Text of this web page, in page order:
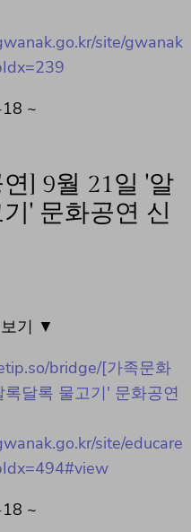
site/gwanak
~
] 9월 21일 '알
' 문화공연 신
기 ▼
bridge/[가족문화
달록 물고기' 문화공연
site/educare
~